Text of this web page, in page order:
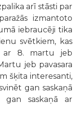
arī stāsti par
izmantoto
iebraucēji tika
svētkiem, kas
ar
8. martu jeb
jeb pavasara
šķita interesanti,
gan saskaņā
gan saskaņā ar